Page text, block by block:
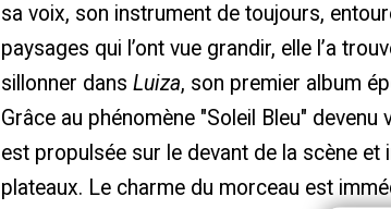
sa voix, son instrument de toujours,
paysages qui l’ont vue grandir, elle l’a
sillonner dansLuiza, son premier album
Grâce au phénomène "Soleil Bleu"
est propulsée sur le devant de la scène et
plateaux. Le charme du morceau est